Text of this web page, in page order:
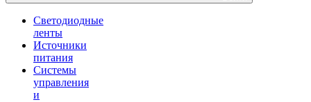
Светодиодные
ленты
Источники
питания
Системы
управления
и